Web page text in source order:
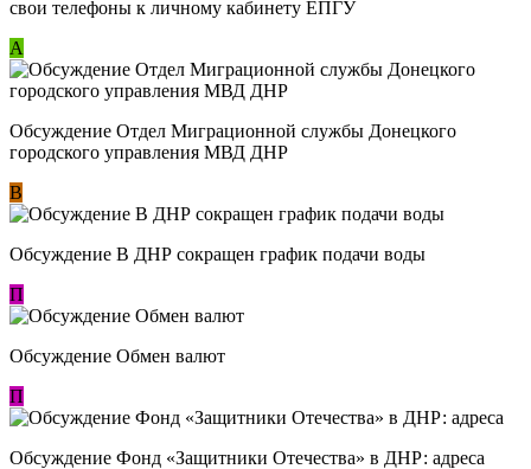
свои телефоны к личному кабинету ЕПГУ
А
Обсуждение Отдел Миграционной службы Донецкого
городского управления МВД ДНР
В
Обсуждение В ДНР сокращен график подачи воды
П
Обсуждение Обмен валют
П
Обсуждение Фонд «Защитники Отечества» в ДНР: адреса